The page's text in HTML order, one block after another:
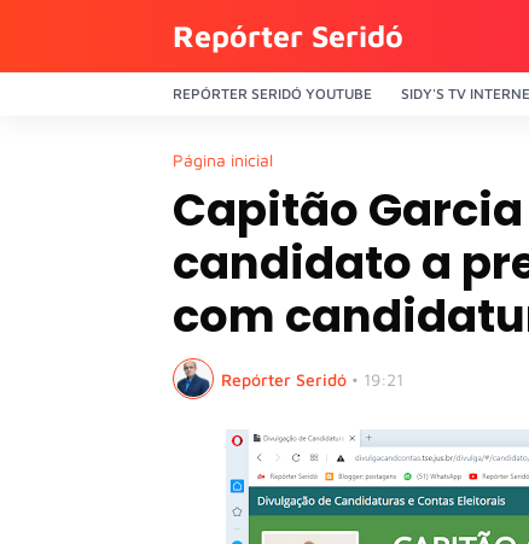
Repórter Seridó
REPÓRTER SERIDÓ YOUTUBE SIDY'S TV
Página inicial
Capitão
candidato a
com
Repórter Seridó • 19:21